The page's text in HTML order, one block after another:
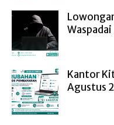
Kantor
Agustus